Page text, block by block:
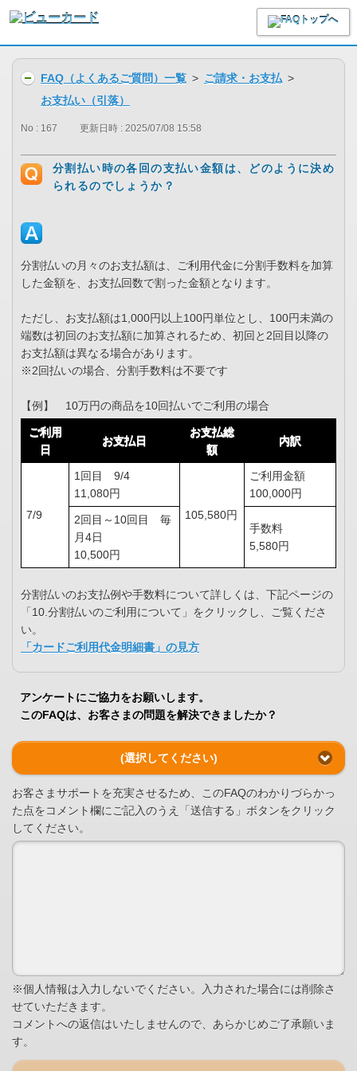
FAQ（よくあるご質問）一覧 > ご請求・お支払 >
お支払い（引落）
No : 167 更新日時 : 2025/07/08 15:58
分割払い時の各回の支払い金額は、どのように決め
られるのでしょうか？
分割払いの月々のお支払額は、ご利用代金に分割手数料を加算
した金額を、お支払回数で割った金額となります。
ただし、お支払額は1,000円以上100円単位とし、100円未満の
端数は初回のお支払額に加算されるため、初回と2回目以降の
お支払額は異なる場合があります。
※2回払いの場合、分割手数料は不要です
【例】 10万円の商品を10回払いでご利用の場合
ご利用
日
お支払日
お支払総
額
内訳
7/9
1回目 9/4
11,080円
105,580円
ご利用金額
100,000円
2回目～10回目 毎
月4日
10,500円
手数料
5,580円
分割払いのお支払例や手数料について詳しくは、下記ページの
「10.分割払いのご利用について」をクリックし、ご覧くださ
い。
「カードご利用代金明細書」の見方
アンケートにご協力をお願いします。
このFAQは、お客さまの問題を解決できましたか？
(選択してください)
お客さまサポートを充実させるため、このFAQのわかりづらかっ
た点をコメント欄にご記入のうえ「送信する」ボタンをクリック
してください。
※個人情報は入力しないでください。入力された場合には削除さ
せていただきます。
コメントへの返信はいたしませんので、あらかじめご了承願いま
す。